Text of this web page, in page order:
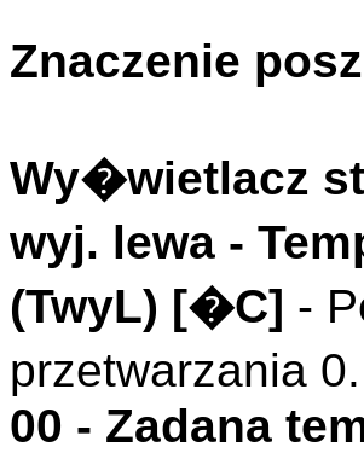
Znaczenie
Wy�wietlacz
wyj. lewa -
(TwyL) [�C] -
przetwarzania
00 - Zadana